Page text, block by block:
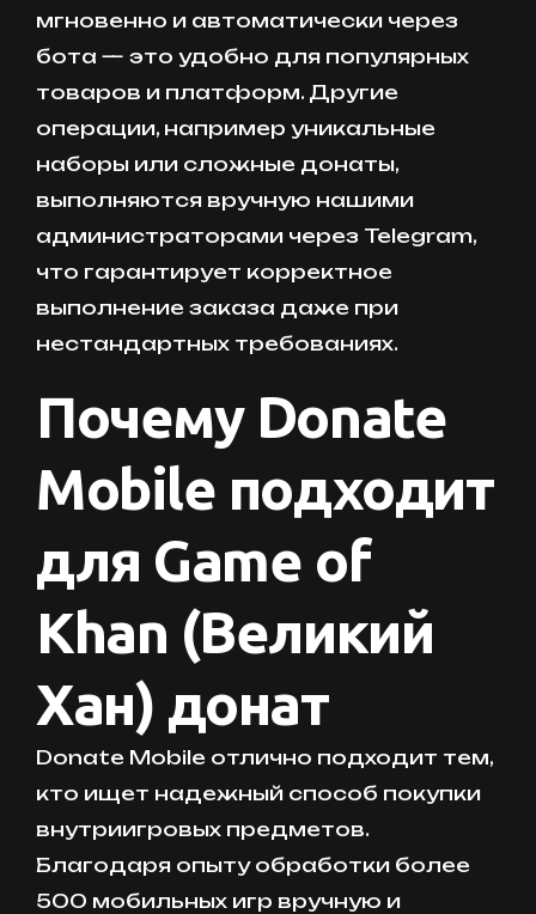
мгновенно и автоматически через
бота — это удобно для популярных
товаров и платформ. Другие
операции, например уникальные
наборы или сложные донаты,
выполняются вручную нашими
администраторами через Telegram,
что гарантирует корректное
выполнение заказа даже при
нестандартных требованиях.
Почему Donate
Mobile подходит
для Game of
Khan (Великий
Хан) донат
Donate Mobile отлично подходит тем,
кто ищет надежный способ покупки
внутриигровых предметов.
Благодаря опыту обработки более
500 мобильных игр вручную и